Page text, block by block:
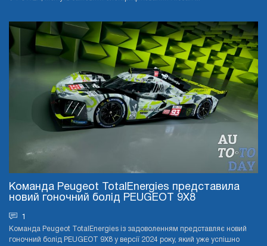
Команда Peugeot TotalEnergies представила
новий гоночний болід PEUGEOT 9X8
Команда Peugeot TotalEnergies із задоволенням представляє новий
гоночний болід PEUGEOT 9X8 у версії 2024 року, який уже успішно